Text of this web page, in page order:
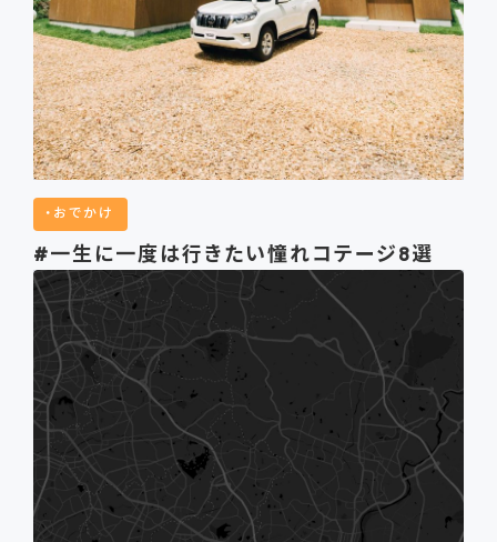
おでかけ
#一生に一度は行きたい憧れコテージ8選